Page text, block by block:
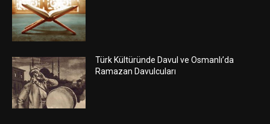
Türk Kültüründe Davul ve Osmanlı’da
Ramazan Davulcuları